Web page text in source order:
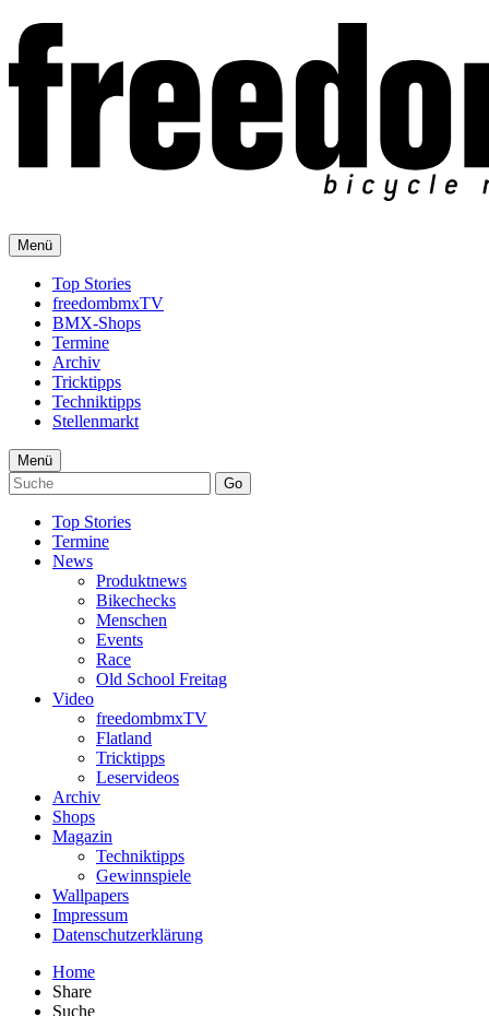
Menü
Top Stories
freedombmxTV
BMX-Shops
Termine
Archiv
Tricktipps
Techniktipps
Stellenmarkt
Menü
Go
Top Stories
Termine
News
Produktnews
Bikechecks
Menschen
Events
Race
Old School Freitag
Video
freedombmxTV
Flatland
Tricktipps
Leservideos
Archiv
Shops
Magazin
Techniktipps
Gewinnspiele
Wallpapers
Impressum
Datenschutzerklärung
Home
Share
Suche